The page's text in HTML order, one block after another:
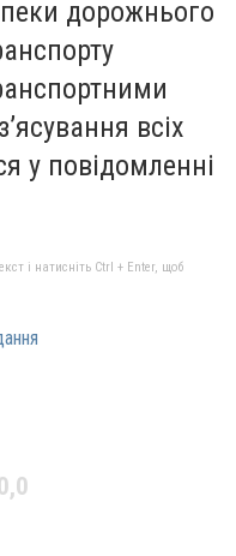
дорожнього
всіх
у повідомленні
і натисніть Ctrl + Enter, щоб